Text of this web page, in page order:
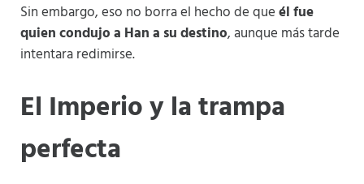
Sin embargo, eso no borra el hecho de queél fue
quien condujo a Han a su destino, aunque más tarde
intentara redimirse.
El Imperio y la trampa
perfecta